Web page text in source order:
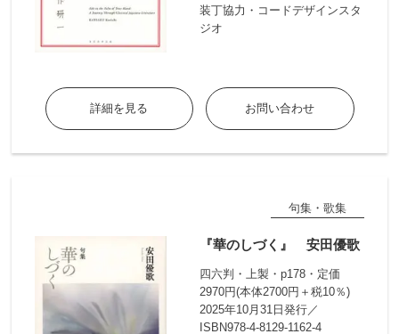
装丁協力・コードデザインスタ
ジオ
詳細を見る お問い合わせ
句集・歌集
『華のしづく』 安田優歌
四六判・上製・p178・定価
2970円(本体2700円＋税10％)
2025年10月31日発行／
ISBN978-4-8129-1162-4